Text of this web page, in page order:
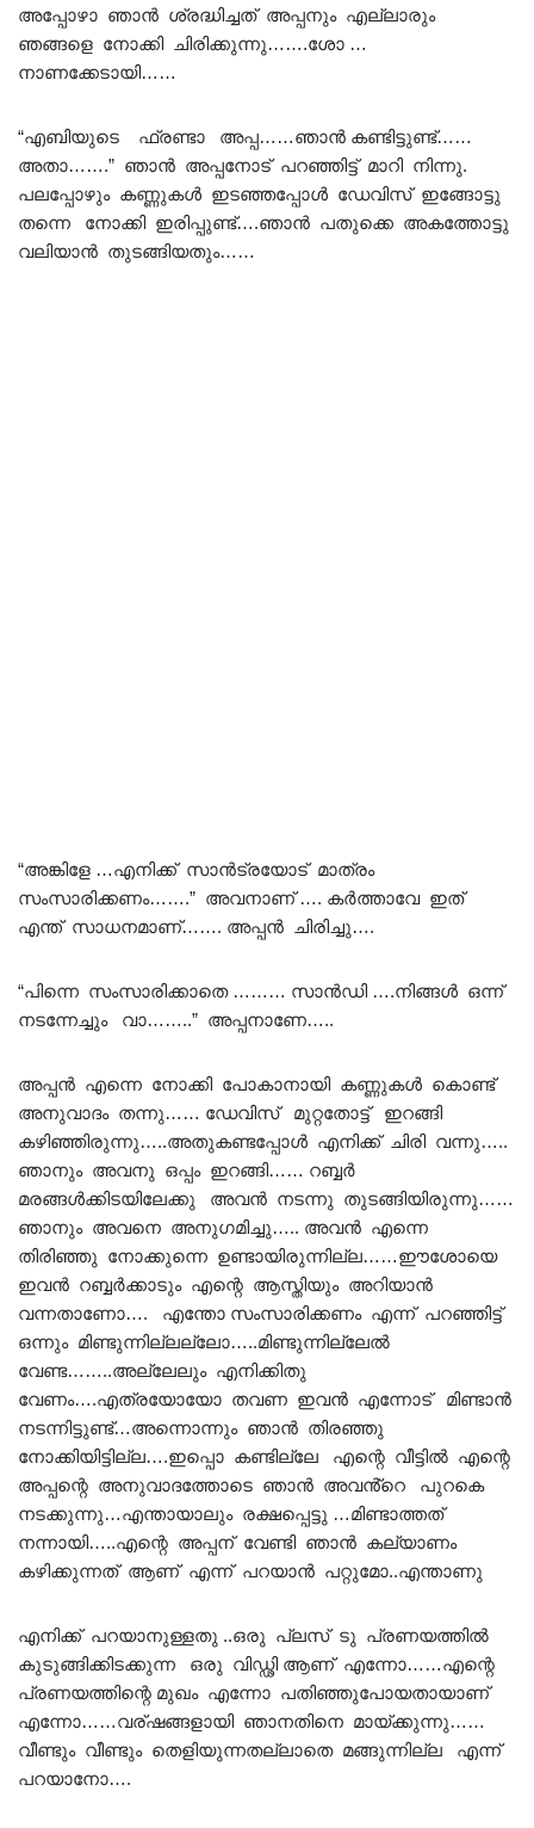
അപ്പോഴാ ഞാൻ ശ്രദ്ധിച്ചത് അപ്പനും എല്ലാരും
ഞങ്ങളെ നോക്കി ചിരിക്കുന്നു…….ശോ …
നാണക്കേടായി……
“എബിയുടെ ഫ്രണ്ടാ അപ്പ……ഞാൻ കണ്ടിട്ടുണ്ട്……
അതാ…….” ഞാൻ അപ്പനോട് പറഞ്ഞിട്ട് മാറി നിന്നു.
പലപ്പോഴും കണ്ണുകൾ ഇടഞ്ഞപ്പോൾ ഡേവിസ് ഇങ്ങോട്ടു
തന്നെ നോക്കി ഇരിപ്പുണ്ട്….ഞാൻ പതുക്കെ അകത്തോട്ടു
വലിയാൻ തുടങ്ങിയതും……
“അങ്കിളേ …എനിക്ക് സാൻട്രയോട് മാത്രം
സംസാരിക്കണം…….” അവനാണ് …. കർത്താവേ ഇത്
എന്ത് സാധനമാണ്……. അപ്പൻ ചിരിച്ചു….
“പിന്നെ സംസാരിക്കാതെ ……… സാൻഡി ….നിങ്ങൾ ഒന്ന്
നടന്നേച്ചും വാ……..” അപ്പനാണേ…..
അപ്പൻ എന്നെ നോക്കി പോകാനായി കണ്ണുകൾ കൊണ്ട്
അനുവാദം തന്നു…… ഡേവിസ് മുറ്റതോട്ട് ഇറങ്ങി
കഴിഞ്ഞിരുന്നു…..അതുകണ്ടപ്പോൾ എനിക്ക് ചിരി വന്നു…..
ഞാനും അവനു ഒപ്പം ഇറങ്ങി…… റബ്ബർ
മരങ്ങൾക്കിടയിലേക്കു അവൻ നടന്നു തുടങ്ങിയിരുന്നു……
ഞാനും അവനെ അനുഗമിച്ചു….. അവൻ എന്നെ
തിരിഞ്ഞു നോക്കുന്നെ ഉണ്ടായിരുന്നില്ല……ഈശോയെ
ഇവൻ റബ്ബർക്കാടും എന്റെ ആസ്തിയും അറിയാൻ
വന്നതാണോ…. എന്തോ സംസാരിക്കണം എന്ന് പറഞ്ഞിട്ട്
ഒന്നും മിണ്ടുന്നില്ലല്ലോ…..മിണ്ടുന്നില്ലേൽ
വേണ്ട……..അല്ലേലും എനിക്കിതു
വേണം….എത്രയോയോ തവണ ഇവൻ എന്നോട് മിണ്ടാൻ
നടന്നിട്ടുണ്ട്…അന്നൊന്നും ഞാൻ തിരഞ്ഞു
നോക്കിയിട്ടില്ല….ഇപ്പൊ കണ്ടില്ലേ എന്റെ വീട്ടിൽ എന്റെ
അപ്പന്റെ അനുവാദത്തോടെ ഞാൻ അവൻ്റെ പുറകെ
നടക്കുന്നു…എന്തായാലും രക്ഷപ്പെട്ടു …മിണ്ടാത്തത്
നന്നായി…..എന്റെ അപ്പന് വേണ്ടി ഞാൻ കല്യാണം
കഴിക്കുന്നത് ആണ് എന്ന് പറയാൻ പറ്റുമോ..എന്താണു
എനിക്ക് പറയാനുള്ളതു ..ഒരു പ്ലസ് ടു പ്രണയത്തിൽ
കുടുങ്ങിക്കിടക്കുന്ന ഒരു വിഡ്ഢി ആണ് എന്നോ……എന്റെ
പ്രണയത്തിന്റെ മുഖം എന്നോ പതിഞ്ഞുപോയതായാണ്
എന്നോ……വര്ഷങ്ങളായി ഞാനതിനെ മായ്ക്കുന്നു……
വീണ്ടും വീണ്ടും തെളിയുന്നതല്ലാതെ മങ്ങുന്നില്ല എന്ന്
പറയാനോ….